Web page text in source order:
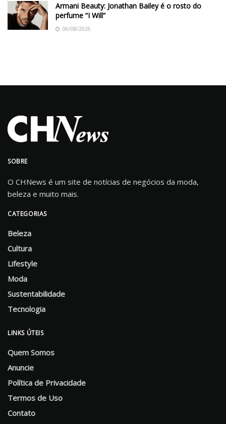
Armani Beauty: Jonathan Bailey é o rosto do
perfume “I Will”
06/08/2026
SOBRE
O CHNews é um site de notícias de negócios da moda,
beleza e muito mais.
CATEGORIAS
Beleza
Cultura
Lifestyle
Moda
Sustentabilidade
Tecnologia
LINKS ÚTEIS
Quem Somos
Anuncie
Política de Privacidade
Termos de Uso
Contato